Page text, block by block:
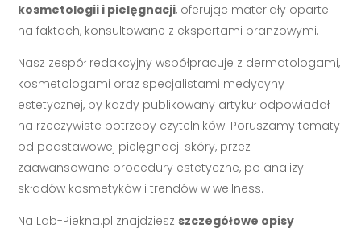
kosmetologii i pielęgnacji, oferując materiały oparte
na faktach, konsultowane z ekspertami branżowymi.
Nasz zespół redakcyjny współpracuje z dermatologami,
kosmetologami oraz specjalistami medycyny
estetycznej, by każdy publikowany artykuł odpowiadał
na rzeczywiste potrzeby czytelników. Poruszamy tematy
od podstawowej pielęgnacji skóry, przez
zaawansowane procedury estetyczne, po analizy
składów kosmetyków i trendów w wellness.
Na Lab-Piekna.pl znajdziesz szczegółowe opisy